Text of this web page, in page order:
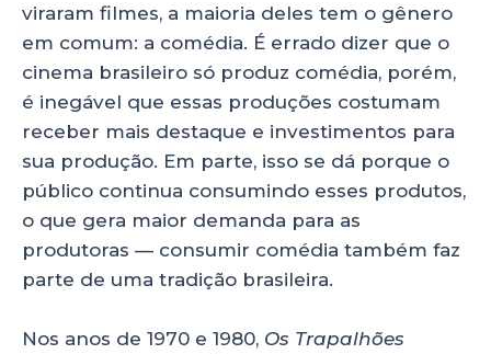
viraram filmes, a maioria deles tem o gênero
em comum: a comédia. É errado dizer que o
cinema brasileiro só produz comédia, porém,
é inegável que essas produções costumam
receber mais destaque e investimentos para
sua produção. Em parte, isso se dá porque o
público continua consumindo esses produtos,
o que gera maior demanda para as
produtoras — consumir comédia também faz
parte de uma tradição brasileira.
Nos anos de 1970 e 1980, Os Trapalhões